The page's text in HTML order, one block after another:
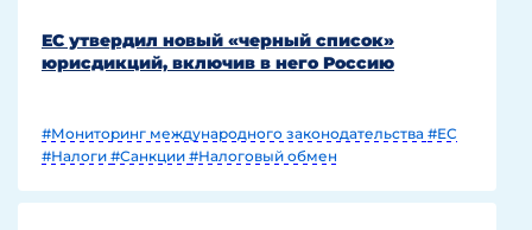
ЕС утвердил новый «черный список»
юрисдикций, включив в него Россию
#Мониторинг международного законодательства #ЕС
#Налоги #Санкции #Налоговый обмен